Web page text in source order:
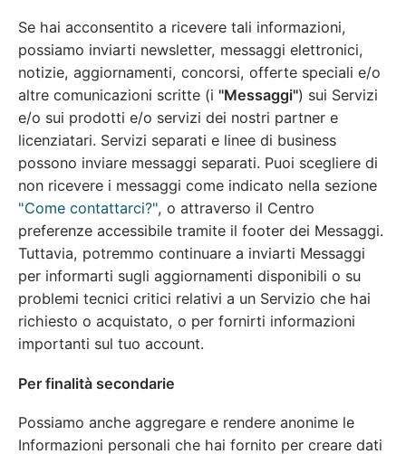
Se hai acconsentito a ricevere tali informazioni,
possiamo inviarti newsletter, messaggi elettronici,
notizie, aggiornamenti, concorsi, offerte speciali e/o
altre comunicazioni scritte (i "Messaggi") sui Servizi
e/o sui prodotti e/o servizi dei nostri partner e
licenziatari. Servizi separati e linee di business
possono inviare messaggi separati. Puoi scegliere di
non ricevere i messaggi come indicato nella sezione
"Come contattarci?", o attraverso il Centro
preferenze accessibile tramite il footer dei Messaggi.
Tuttavia, potremmo continuare a inviarti Messaggi
per informarti sugli aggiornamenti disponibili o su
problemi tecnici critici relativi a un Servizio che hai
richiesto o acquistato, o per fornirti informazioni
importanti sul tuo account.
Per finalità secondarie
Possiamo anche aggregare e rendere anonime le
Informazioni personali che hai fornito per creare dati